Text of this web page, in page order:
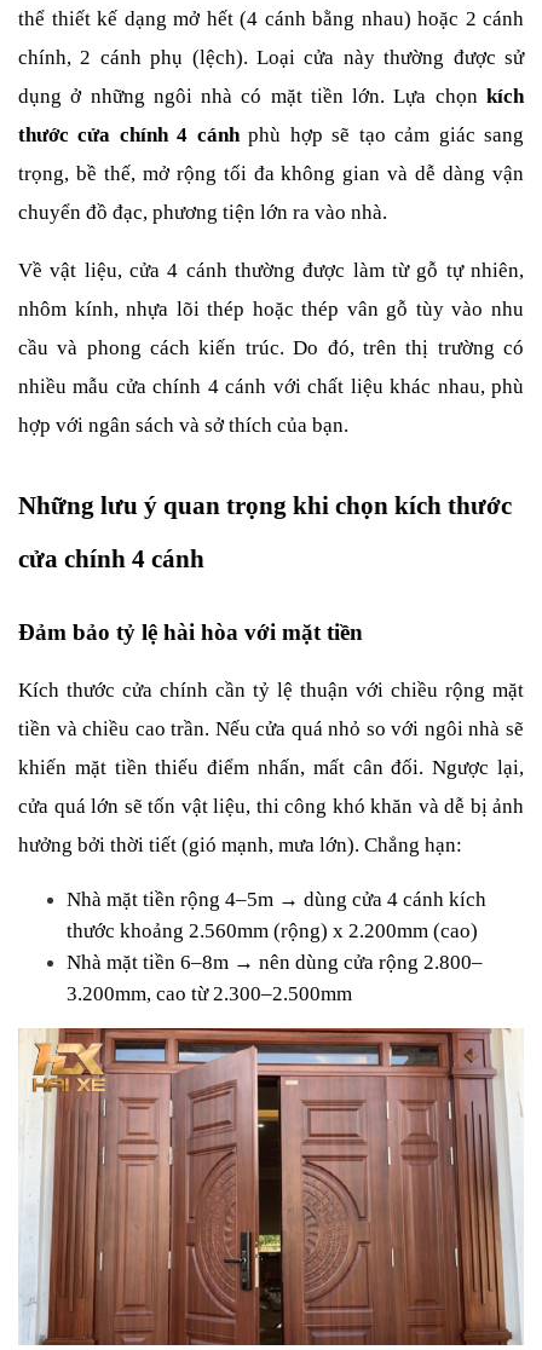
thể thiết kế dạng mở hết (4 cánh bằng nhau) hoặc 2 cánh
chính, 2 cánh phụ (lệch). Loại cửa này thường được sử
dụng ở những ngôi nhà có mặt tiền lớn. Lựa chọn kích
thước cửa chính 4 cánh phù hợp sẽ tạo cảm giác sang
trọng, bề thế, mở rộng tối đa không gian và dễ dàng vận
chuyển đồ đạc, phương tiện lớn ra vào nhà.
Về vật liệu, cửa 4 cánh thường được làm từ gỗ tự nhiên,
nhôm kính, nhựa lõi thép hoặc thép vân gỗ tùy vào nhu
cầu và phong cách kiến trúc. Do đó, trên thị trường có
nhiều mẫu cửa chính 4 cánh với chất liệu khác nhau, phù
hợp với ngân sách và sở thích của bạn.
Những lưu ý quan trọng khi chọn kích thước
cửa chính 4 cánh
Đảm bảo tỷ lệ hài hòa với mặt tiền
Kích thước cửa chính cần tỷ lệ thuận với chiều rộng mặt
tiền và chiều cao trần. Nếu cửa quá nhỏ so với ngôi nhà sẽ
khiến mặt tiền thiếu điểm nhấn, mất cân đối. Ngược lại,
cửa quá lớn sẽ tốn vật liệu, thi công khó khăn và dễ bị ảnh
hưởng bởi thời tiết (gió mạnh, mưa lớn). Chẳng hạn:
Nhà mặt tiền rộng 4–5m → dùng cửa 4 cánh kích
thước khoảng 2.560mm (rộng) x 2.200mm (cao)
Nhà mặt tiền 6–8m → nên dùng cửa rộng 2.800–
3.200mm, cao từ 2.300–2.500mm